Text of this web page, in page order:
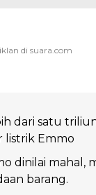
dari satu
Emmo
dinilai mahal,
barang.